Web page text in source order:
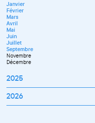
Janvier
Février
Mars
Avril
Mai
Juin
Juillet
Septembre
Novembre
Décembre
2025
Janvier
Mars
2026